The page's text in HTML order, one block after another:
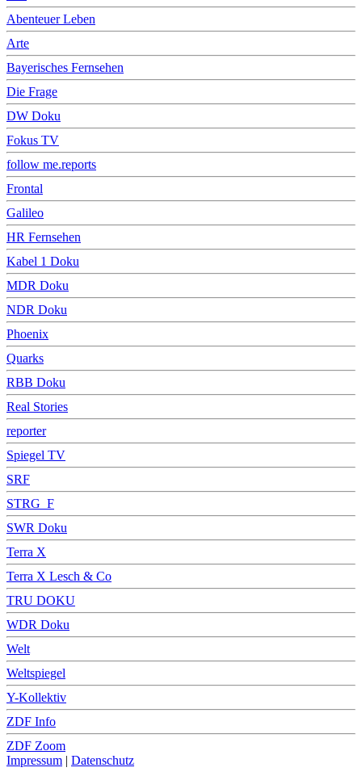
Abenteuer Leben
Arte
Bayerisches Fernsehen
Die Frage
DW Doku
Fokus TV
follow me.reports
Frontal
Galileo
HR Fernsehen
Kabel 1 Doku
MDR Doku
NDR Doku
Phoenix
Quarks
RBB Doku
Real Stories
reporter
Spiegel TV
SRF
STRG_F
SWR Doku
Terra X
Terra X Lesch & Co
TRU DOKU
WDR Doku
Welt
Weltspiegel
Y-Kollektiv
ZDF Info
ZDF Zoom
Impressum | Datenschutz